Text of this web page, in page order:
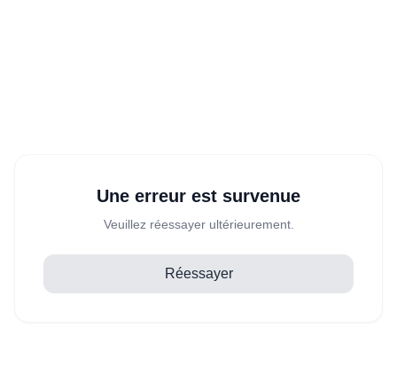
Une erreur est survenue
Veuillez réessayer ultérieurement.
Réessayer